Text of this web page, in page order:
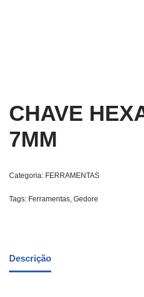
CHAVE
7MM
Categoria: FERRAMENTAS
Tags: Ferramentas Gedore
Descrição